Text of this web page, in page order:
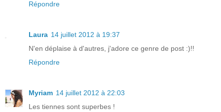
Répondre
Laura 14 juillet 2012 à 19:37
N'en déplaise à d'autres, j'adore ce genre de post :)!!
Répondre
Myriam 14 juillet 2012 à 22:03
Les tiennes sont superbes !